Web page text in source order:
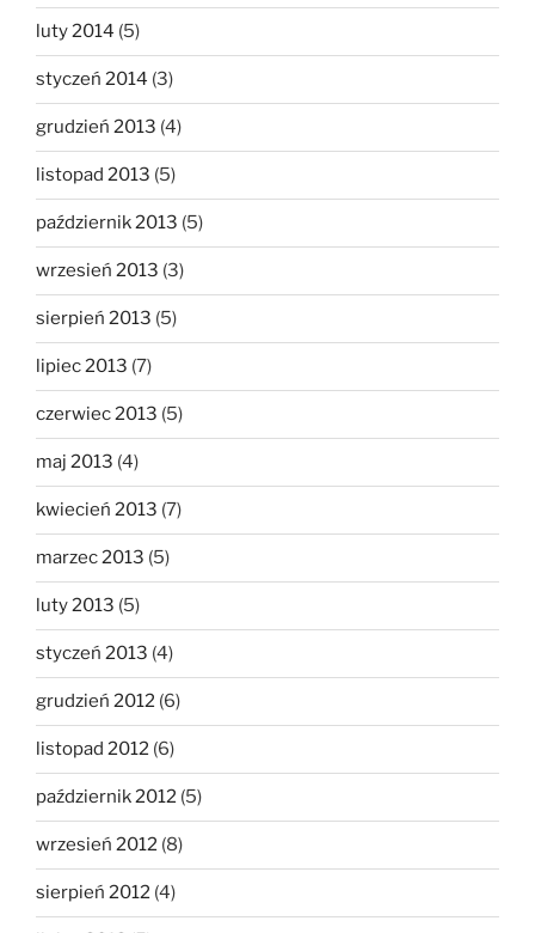
luty 2014 (5)
styczeń 2014 (3)
grudzień 2013 (4)
listopad 2013 (5)
październik 2013 (5)
wrzesień 2013 (3)
sierpień 2013 (5)
lipiec 2013 (7)
czerwiec 2013 (5)
maj 2013 (4)
kwiecień 2013 (7)
marzec 2013 (5)
luty 2013 (5)
styczeń 2013 (4)
grudzień 2012 (6)
listopad 2012 (6)
październik 2012 (5)
wrzesień 2012 (8)
sierpień 2012 (4)